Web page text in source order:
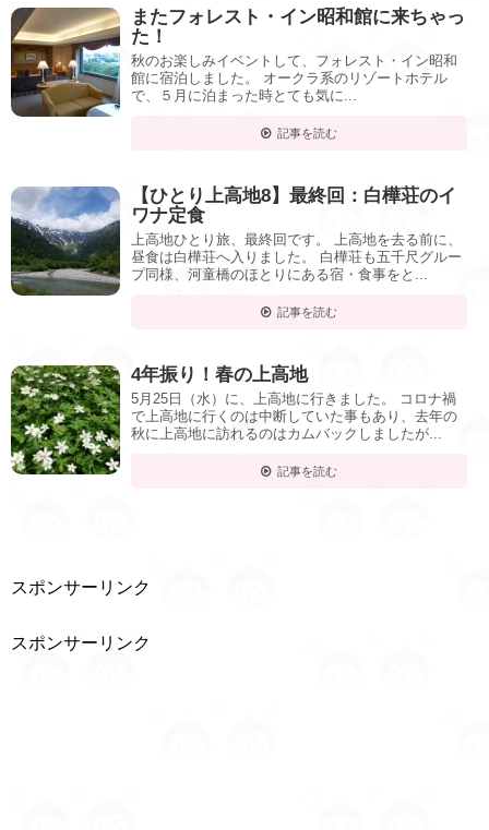
またフォレスト・イン昭和館に来ちゃっ
た！
秋のお楽しみイベントして、フォレスト・イン昭和
館に宿泊しました。 オークラ系のリゾートホテル
で、５月に泊まった時とても気に...
記事を読む
【ひとり上高地8】最終回：白樺荘のイ
ワナ定食
上高地ひとり旅、最終回です。 上高地を去る前に、
昼食は白樺荘へ入りました。 白樺荘も五千尺グルー
プ同様、河童橋のほとりにある宿・食事をと...
記事を読む
4年振り！春の上高地
5月25日（水）に、上高地に行きました。 コロナ禍
で上高地に行くのは中断していた事もあり、去年の
秋に上高地に訪れるのはカムバックしましたが...
記事を読む
スポンサーリンク
スポンサーリンク